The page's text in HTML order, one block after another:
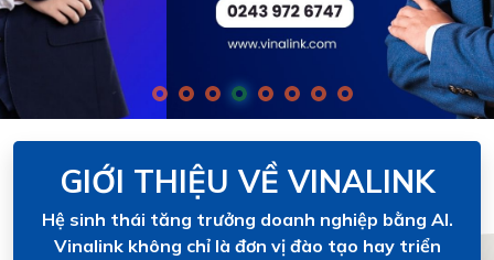
GIỚI THIỆU VỀ VINALINK
Hệ sinh thái tăng trưởng doanh nghiệp bằng AI.
Vinalink không chỉ là đơn vị đào tạo hay triển